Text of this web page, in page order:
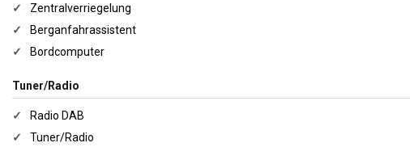
✓
Zentralverriegelung
✓
Berganfahrassistent
✓
Bordcomputer
Tuner/Radio
✓
Radio DAB
✓
Tuner/Radio